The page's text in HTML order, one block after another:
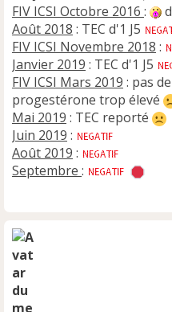
FIV ICSI Octobre 2016 :
Août 2018 : TEC d'1 J5
FIV ICSI Novembre 2018 :
Janvier 2019 : TEC d'1 J5
FIV ICSI Mars 2019 : pas
progestérone trop élevé
Mai 2019 : TEC reporté
Juin 2019 :
Août 2019 :
Septembre :